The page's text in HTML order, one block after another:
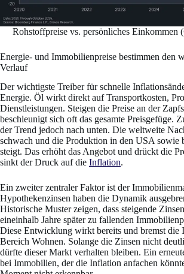
Rohstoffpreise vs. persönliches Einkommen
Energie- und Immobilienpreise bestimmen den
Verlauf
Der wichtigste Treiber für schnelle
Energie. Öl wirkt direkt auf Transportkosten,
Dienstleistungen. Steigen die Preise an der
beschleunigt sich oft das gesamte Preisgefüge.
der Trend jedoch nach unten. Die weltweite
schwach und die Produktion in den USA sowie
steigt. Das erhöht das Angebot und drückt die
sinkt der Druck auf die Inflation.
Ein zweiter zentraler Faktor ist der
Hypothekenzinsen haben die Dynamik
Historische Muster zeigen, dass steigende
eineinhalb Jahre später zu fallenden
Diese Entwicklung wirkt bereits und bremst die
Bereich Wohnen. Solange die Zinsen nicht
dürfte dieser Markt verhalten bleiben. Ein
bei Immobilien, der die Inflation anfachen